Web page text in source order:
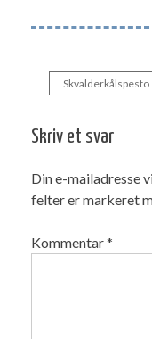
Skvalderkålspesto
Skriv et svar
Din e-mailadresse
felter er markeret
Kommentar*